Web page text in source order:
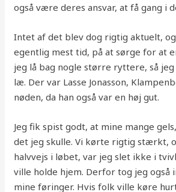
også være deres ansvar, at få gang i
Intet af det blev dog rigtig aktuelt,
egentlig mest tid, på at sørge for at
jeg lå bag nogle større ryttere, så
læ. Der var Lasse Jonasson,
nøden, da han også var en høj gut.
Jeg fik spist godt, at mine mange
det jeg skulle. Vi kørte rigtig stærkt,
halvvejs i løbet, var jeg slet ikke i
ville holde hjem. Derfor tog jeg også
mine føringer. Hvis folk ville køre